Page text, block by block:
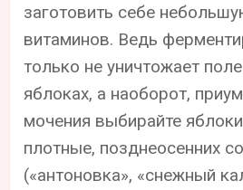
заготовить себе
витаминов. Ведь
только не уничтожает
яблоках, а наоборот,
мочения выбирайте
плотные, позднеосенних
(«антоновка», «снежный